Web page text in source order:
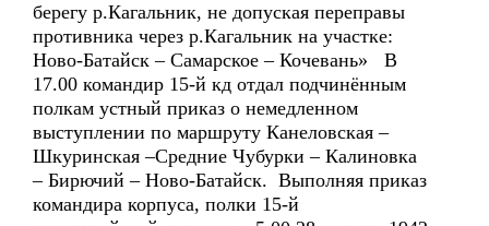
берегу р.Кагальник, не допуская переправы
противника через р.Кагальник на участке:
Ново-Батайск – Самарское – Кочевань» В
17.00 командир 15-й кд отдал подчинённым
полкам устный приказ о немедленном
выступлении по маршруту Канеловская –
Шкуринская –Средние Чубурки – Калиновка
– Бирючий – Ново-Батайск. Выполняя приказ
командира корпуса, полки 15-й